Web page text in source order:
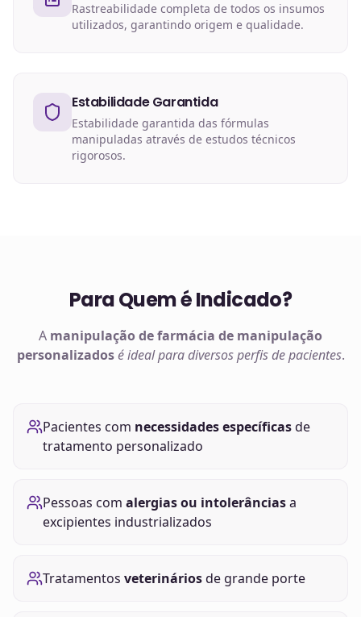
Rastreabilidade completa de todos os insumos
utilizados, garantindo origem e qualidade.
Estabilidade Garantida
Estabilidade garantida das fórmulas
manipuladas através de estudos técnicos
rigorosos.
Para Quem é Indicado?
A manipulação defarmácia de manipulação
personalizados é ideal para diversos perfis de pacientes.
Pacientes com necessidades específicasde
tratamento personalizado
Pessoas com alergias ou intolerânciasa
excipientes industrializados
Tratamentos veterináriosde grande porte